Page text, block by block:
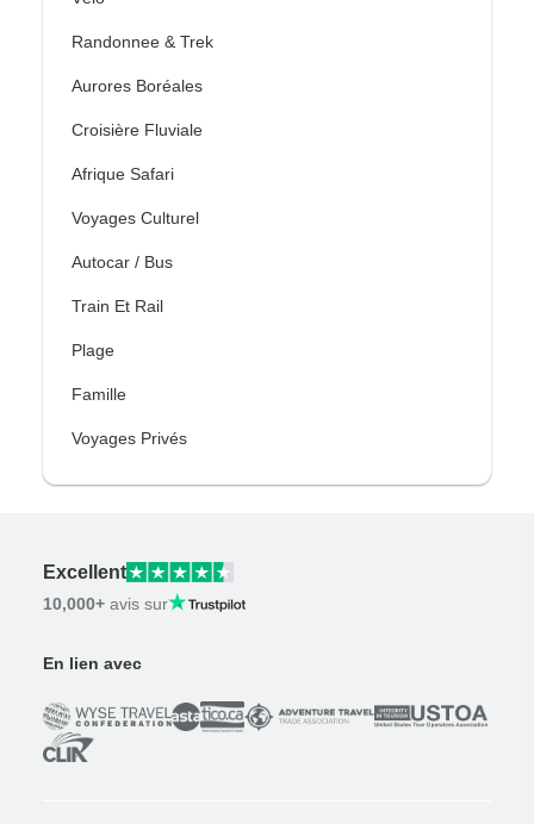
Randonnee & Trek
Aurores Boréales
Croisière Fluviale
Afrique Safari
Voyages Culturel
Autocar / Bus
Train Et Rail
Plage
Famille
Voyages Privés
Excellent
10,000+ avis sur
En lien avec